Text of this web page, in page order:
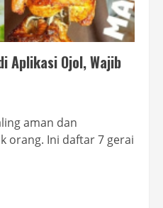
Aplikasi Ojol, Wajib
aman dan
orang. Ini daftar 7 gerai